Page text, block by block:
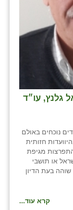
גלנץ, עו״ד
נוכחים באולם
חזותית
מגיפת
או תושבי
בעת הדיון
קרא עוד...